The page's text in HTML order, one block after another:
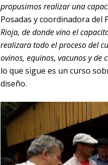
propusimosrealizar una
Posadas y coordinadora del
Rioja, de donde vino el
realizara todo el proceso del
ovinos, equinos, vacunos y de
lo que sigue es un curso
diseño.